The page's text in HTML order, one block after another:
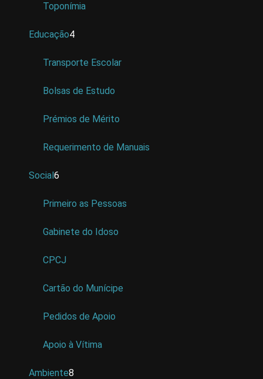
Toponímia
Educação4
Transporte Escolar
Bolsas de Estudo
Prémios de Mérito
Requerimento de Manuais
Social6
Primeiro as Pessoas
Gabinete do Idoso
CPCJ
Cartão do Munícipe
Pedidos de Apoio
Apoio à Vítima
Ambiente8